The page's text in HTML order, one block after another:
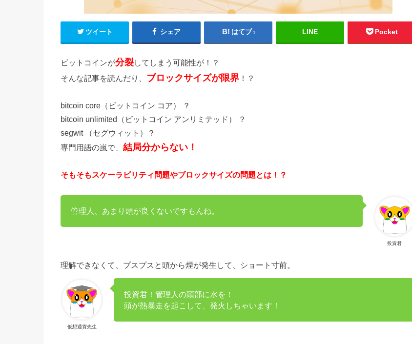
ツイート シェア はてブ 1 LINE Pocket
ビットコインが分裂してしまう可能性が！？
そんな記事を読んだり、 ブロックサイズが限界 ！？
bitcoin core（ビットコイン コア） ？
bitcoin unlimited（ビットコイン アンリミテッド） ？
segwit （セグウィット）？
専門用語の嵐で、 結局分からない！
そもそもスケーラビリティ問題やブロックサイズの問題とは！？
投資君
管理人、あまり頭が良くないですもんね。
理解できなくて、プスプスと頭から煙が発生して、ショート寸前。
仮想通貨先生
投資君！管理人の頭部に水を！
頭が熱暴走を起こして、発火しちゃいます！